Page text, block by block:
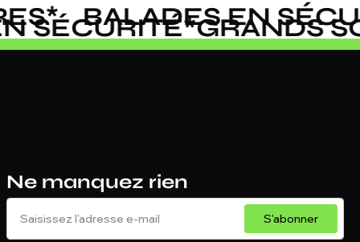
* BALADES EN
EN SÉCURITÉ*
Ne manquez rien
S'abonner